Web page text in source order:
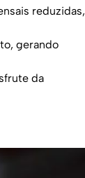
reduzidas,
gerando
da